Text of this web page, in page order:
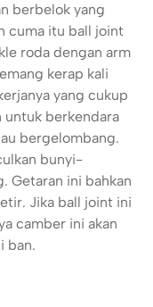
berbelok yang
cuma itu ball joint
roda dengan arm
kerap kali
yang cukup
untuk berkendara
bergelombang.
bunyi-
Getaran ini bahkan
Jika ball joint ini
camber ini akan
ban.